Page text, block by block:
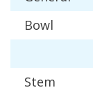
Bowl
Stem